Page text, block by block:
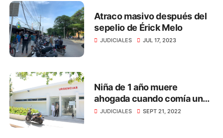
Atraco masivo después del
sepelio de Érick Melo
JUDICIALES JUL 17, 2023
Niña de 1 año muere
ahogada cuando comía un
dulce, en Santa Marta
JUDICIALES SEPT 21, 2022